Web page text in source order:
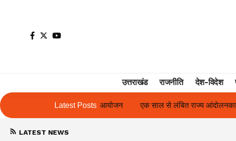
उत्तराखंड राजनीति देश-विदेश
Latest Posts
का किया आयोजन एक साल से लंबित राज्य आंदोलनकारी गणिता बिष्ट के
LATEST NEWS